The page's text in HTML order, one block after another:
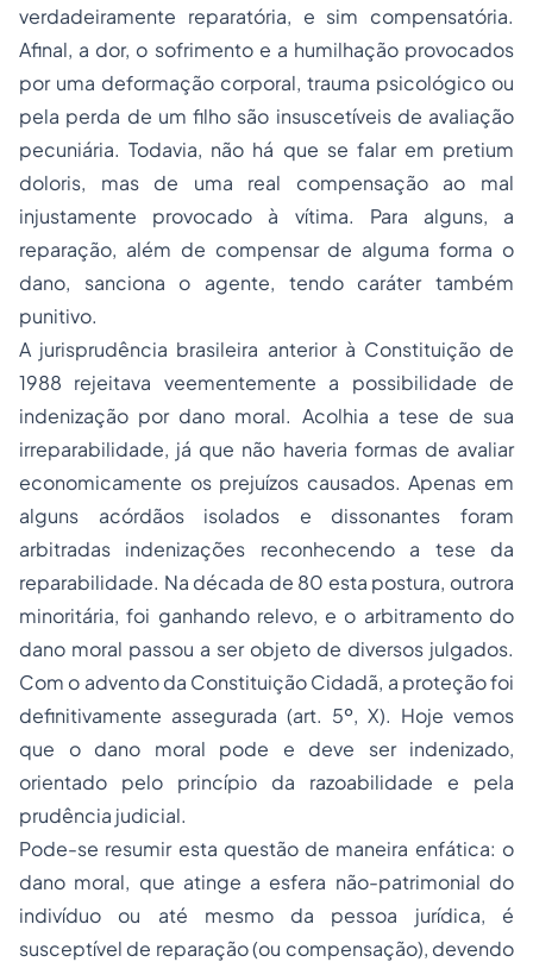
verdadeiramente reparatória, e sim compensatória.
Afinal, a dor, o sofrimento e a humilhação provocados
por uma deformação corporal, trauma psicológico ou
pela perda de um filho são insuscetíveis de avaliação
pecuniária. Todavia, não há que se falar em pretium
doloris, mas de uma real compensação ao mal
injustamente provocado à vítima. Para alguns, a
reparação, além de compensar de alguma forma o
dano, sanciona o agente, tendo caráter também
punitivo.
A jurisprudência brasileira anterior à Constituição de
1988 rejeitava veementemente a possibilidade de
indenização por dano moral. Acolhia a tese de sua
irreparabilidade, já que não haveria formas de avaliar
economicamente os prejuízos causados. Apenas em
alguns acórdãos isolados e dissonantes foram
arbitradas indenizações reconhecendo a tese da
reparabilidade. Na década de 80 esta postura, outrora
minoritária, foi ganhando relevo, e o arbitramento do
dano moral passou a ser objeto de diversos julgados.
Com o advento da Constituição Cidadã, a proteção foi
definitivamente assegurada (art. 5º, X). Hoje vemos
que o dano moral pode e deve ser indenizado,
orientado pelo princípio da razoabilidade e pela
prudência judicial.
Pode-se resumir esta questão de maneira enfática: o
dano moral, que atinge a esfera não-patrimonial do
indivíduo ou até mesmo da pessoa jurídica, é
susceptível de reparação (ou compensação), devendo